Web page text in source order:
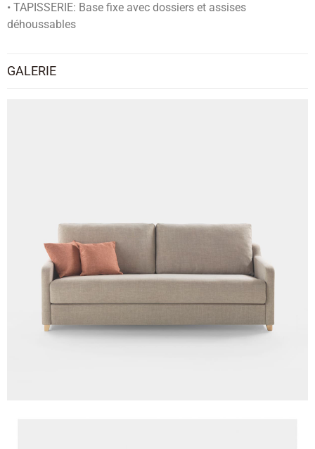
• TAPISSERIE: Base fixe avec dossiers et assises
déhoussables
GALERIE